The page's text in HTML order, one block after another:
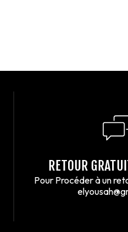
RETOUR
Pour Procéder à un